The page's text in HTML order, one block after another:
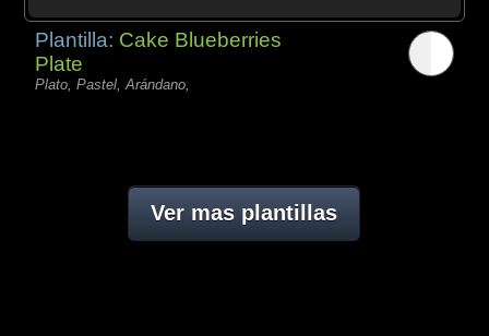
Plantilla: Cake Blueberries
Plate
Plato, Pastel, Arándano,
Ver mas plantillas